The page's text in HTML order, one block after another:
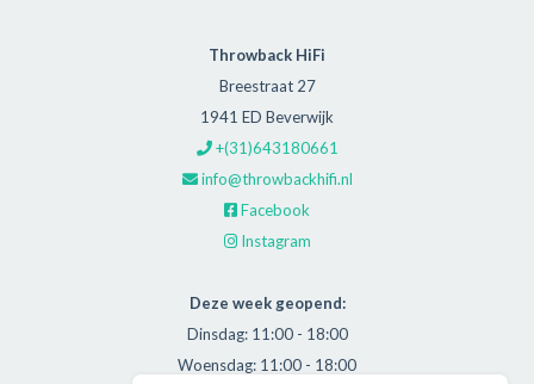
Throwback HiFi
Breestraat 27
1941 ED Beverwijk
+(31)643180661
info@throwbackhifi.nl
Facebook
Instagram
Deze week geopend:
Dinsdag: 11:00 - 18:00
Woensdag: 11:00 - 18:00